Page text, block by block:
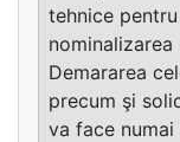
tehnice
Demararea
precum şi
va face